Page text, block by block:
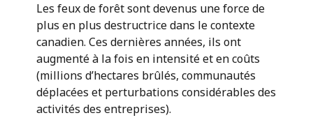
Les feux de forêt sont devenus une force de
plus en plus destructrice dans le contexte
canadien. Ces dernières années, ils ont
augmenté à la fois en intensité et en coûts
(millions d’hectares brûlés, communautés
déplacées et perturbations considérables des
activités des entreprises).